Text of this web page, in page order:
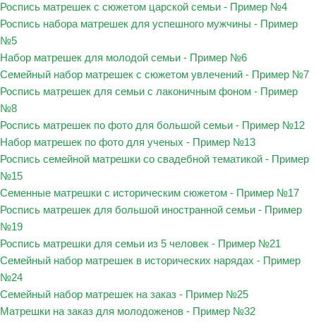
Роспись матрешек с сюжетом царской семьи - Пример №4
Роспись набора матрешек для успешного мужчины - Пример
№5
Набор матрешек для молодой семьи - Пример №6
Семейный набор матрешек с сюжетом увлечений - Пример №7
Роспись матрешек для семьи с лаконичным фоном - Пример
№8
Роспись матрешек по фото для большой семьи - Пример №12
Набор матрешек по фото для ученых - Пример №13
Роспись семейной матрешки со свадебной тематикой - Пример
№15
Семенные матрешки с историческим сюжетом - Пример №17
Роспись матрешек для большой иностранной семьи - Пример
№19
Роспись матрешки для семьи из 5 человек - Пример №21
Семейный набор матрешек в исторических нарядах - Пример
№24
Семейный набор матрешек на заказ - Пример №25
Матрешки на заказ для молодоженов - Пример №32